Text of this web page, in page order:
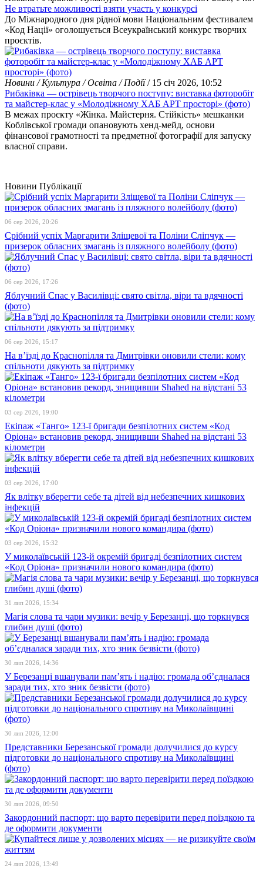
Не втратьте можливості взяти участь у конкурсі
До Міжнародного дня рідної мови Національним фестивалем
«Код Нації» оголошується Всеукраїнський конкурс творчих
проєктів.
Новини / Культура / Освіта / Події/ 15 січ 2026, 10:52
Рибаківка — острівець творчого поступу: виставка фоторобіт
та майстер-клас у «Молодіжному ХАБ АРТ просторі» (фото)
В межах проєкту «Жінка. Майстерня. Стійкість» мешканки
Коблівської громади опановують хенд-мейд, основи
фінансової грамотності та предметної фотографії для запуску
власної справи.
Новини Публікації
06 сер 2026, 20:26
Срібний успіх Маргарити Зліщевої та Поліни Сліпчук —
призерок обласних змагань із пляжного волейболу (фото)
06 сер 2026, 17:26
Яблучний Спас у Василівці: свято світла, віри та вдячності
(фото)
06 сер 2026, 15:17
На в’їзді до Краснопілля та Дмитрівки оновили стели: кому
спільноти дякують за підтримку
03 сер 2026, 19:00
Екіпаж «Танго» 123-ї бригади безпілотних систем «Код
Оріона» встановив рекорд, знищивши Shahed на відстані 53
кілометри
03 сер 2026, 17:00
Як влітку вберегти себе та дітей від небезпечних кишкових
інфекцій
03 сер 2026, 15:32
У миколаївській 123-й окремій бригаді безпілотних систем
«Код Оріона» призначили нового командира (фото)
31 лип 2026, 15:34
Магія слова та чари музики: вечір у Березанці, що торкнувся
глибин душі (фото)
30 лип 2026, 14:36
У Березанці вшанували пам’ять і надію: громада об’єдналася
заради тих, хто зник безвісти (фото)
30 лип 2026, 12:00
Представники Березанської громади долучилися до курсу
підготовки до національного спротиву на Миколаївщині
(фото)
30 лип 2026, 09:50
Закордонний паспорт: що варто перевірити перед поїздкою та
де оформити документи
24 лип 2026, 13:49